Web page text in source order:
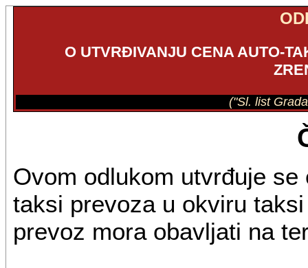
O UTVRĐIVANJU CENA AUTO-
("Sl. list
Ovom odlukom utvrđuje
taksi prevoza u okviru
prevoz mora obavljati na